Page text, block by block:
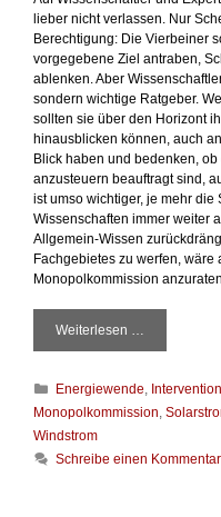
r
lieber nicht verlassen. Nur
Berechtigung: Die Vierbeiner
vorgegebene Ziel antraben,
ablenken. Aber
sondern wichtige Ratgeber.
sollten sie über den Horizont
hinausblicken können, auch
Blick haben und bedenken,
anzusteuern beauftragt sind,
ist umso wichtiger, je mehr
Wissenschaften immer weiter
Allgemein-Wissen
Fachgebietes zu werfen, wäre
Monopolkommission
Weiterlesen …
a
d
i
M
K
a
g
Energiewende,
Monopolkommission,
Windstrom
Schreibe einen Kommentar